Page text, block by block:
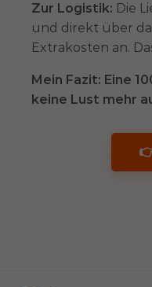
Zur Logistik: Die
und direkt über
Extrakosten an.
Mein Fazit: Eine
keine Lust mehr